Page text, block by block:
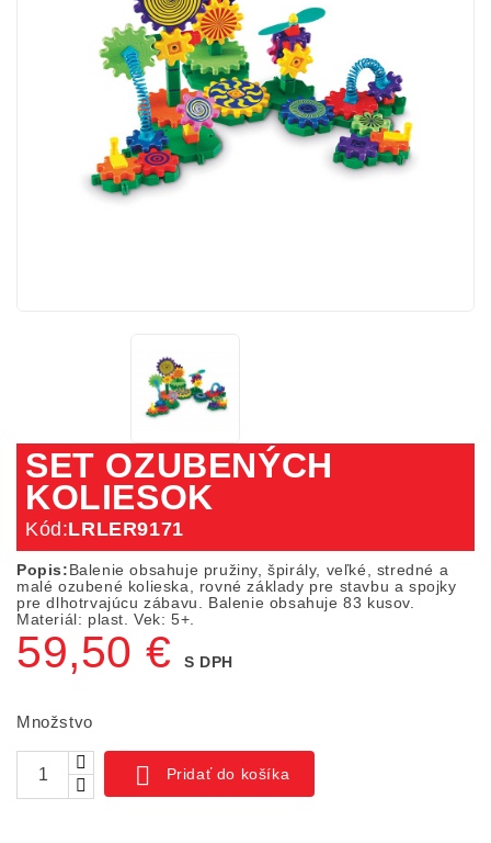
SET OZUBENÝCH
KOLIESOK
Kód:LRLER9171
Popis:Balenie obsahuje pružiny, špirály, veľké, stredné a
malé ozubené kolieska, rovné základy pre stavbu a spojky
pre dlhotrvajúcu zábavu. Balenie obsahuje 83 kusov.
Materiál: plast. Vek: 5+.
59,50 € S DPH
Množstvo
 Pridať do košíka